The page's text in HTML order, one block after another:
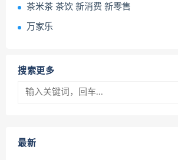
茶米茶 茶饮 新消费 新零售
万家乐
搜索更多
最新